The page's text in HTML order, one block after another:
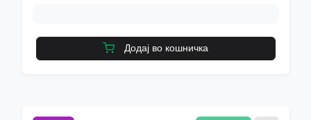
Додај во кошничка